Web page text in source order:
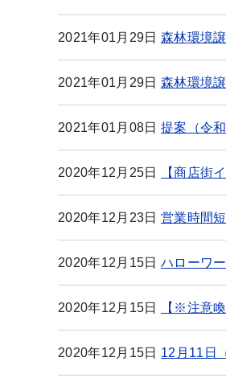
2021年01月29日 森林環境
2021年01月29日 森林環境
2021年01月08日 提案（令
2020年12月25日 【商店街
2020年12月23日 営業時間
2020年12月15日 ハローワ
2020年12月15日 【※注意
2020年12月15日 12月11日